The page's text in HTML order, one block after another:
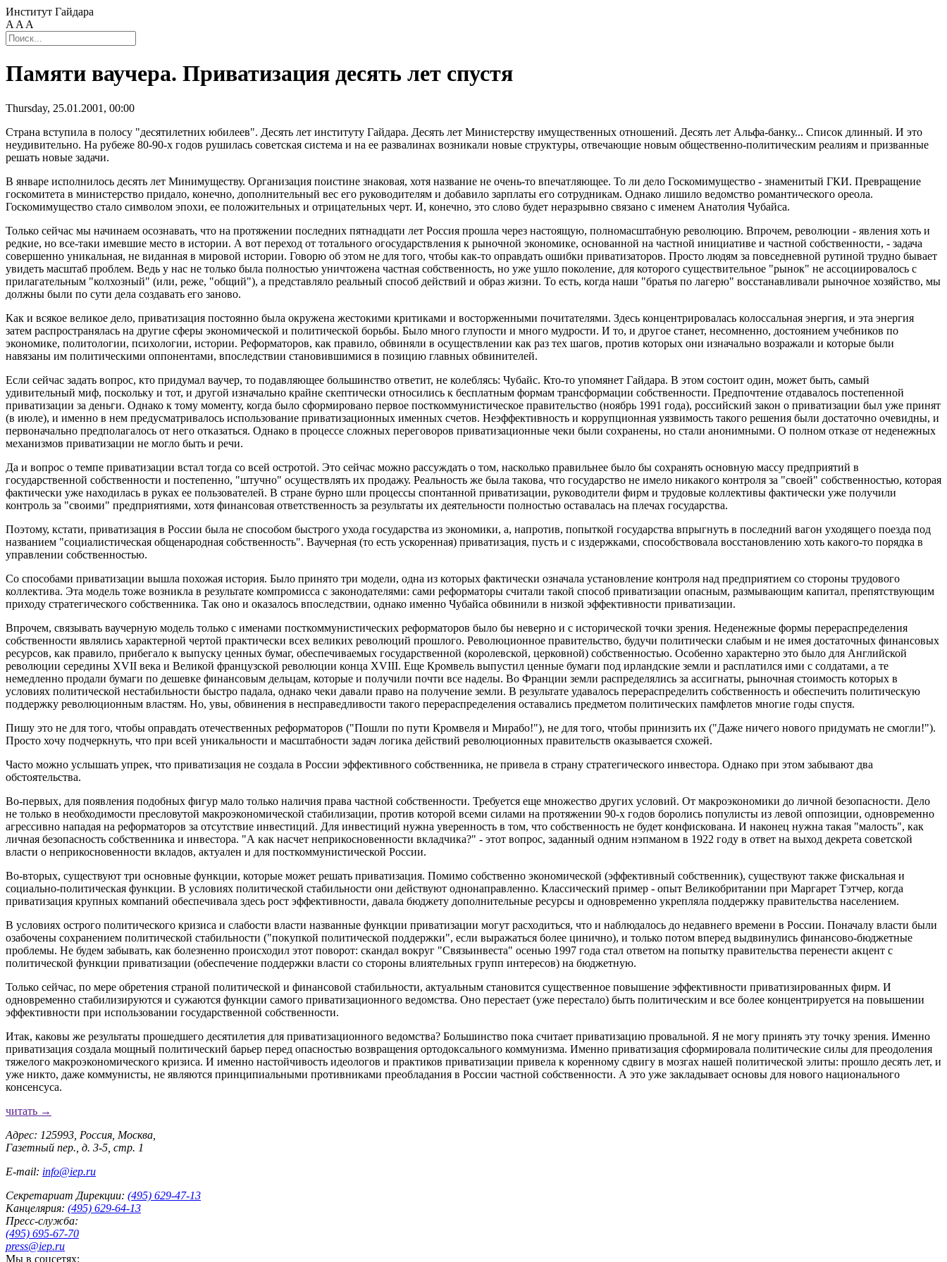
Институт Гайдара
A A A
Памяти ваучера. Приватизация десять лет спустя
Thursday, 25.01.2001, 00:00
Страна вступила в полосу "десятилетних юбилеев". Десять лет институту Гайдара. Десять лет Министерству имущественных отношений. Десять лет Альфа-банку... Список длинный. И это
неудивительно. На рубеже 80-90-х годов рушилась советская система и на ее развалинах возникали новые структуры, отвечающие новым общественно-политическим реалиям и призванные
решать новые задачи.
В январе исполнилось десять лет Минимуществу. Организация поистине знаковая, хотя название не очень-то впечатляющее. То ли дело Госкомимущество - знаменитый ГКИ. Превращение
госкомитета в министерство придало, конечно, дополнительный вес его руководителям и добавило зарплаты его сотрудникам. Однако лишило ведомство романтического ореола.
Госкомимущество стало символом эпохи, ее положительных и отрицательных черт. И, конечно, это слово будет неразрывно связано с именем Анатолия Чубайса.
Только сейчас мы начинаем осознавать, что на протяжении последних пятнадцати лет Россия прошла через настоящую, полномасштабную революцию. Впрочем, революции - явления хоть и
редкие, но все-таки имевшие место в истории. А вот переход от тотального огосударствления к рыночной экономике, основанной на частной инициативе и частной собственности, - задача
совершенно уникальная, не виданная в мировой истории. Говорю об этом не для того, чтобы как-то оправдать ошибки приватизаторов. Просто людям за повседневной рутиной трудно бывает
увидеть масштаб проблем. Ведь у нас не только была полностью уничтожена частная собственность, но уже ушло поколение, для которого существительное "рынок" не ассоциировалось с
прилагательным "колхозный" (или, реже, "общий"), а представляло реальный способ действий и образ жизни. То есть, когда наши "братья по лагерю" восстанавливали рыночное хозяйство, мы
должны были по сути дела создавать его заново.
Как и всякое великое дело, приватизация постоянно была окружена жестокими критиками и восторженными почитателями. Здесь концентрировалась колоссальная энергия, и эта энергия
затем распространялась на другие сферы экономической и политической борьбы. Было много глупости и много мудрости. И то, и другое станет, несомненно, достоянием учебников по
экономике, политологии, психологии, истории. Реформаторов, как правило, обвиняли в осуществлении как раз тех шагов, против которых они изначально возражали и которые были
навязаны им политическими оппонентами, впоследствии становившимися в позицию главных обвинителей.
Если сейчас задать вопрос, кто придумал ваучер, то подавляющее большинство ответит, не колеблясь: Чубайс. Кто-то упомянет Гайдара. В этом состоит один, может быть, самый
удивительный миф, поскольку и тот, и другой изначально крайне скептически относились к бесплатным формам трансформации собственности. Предпочтение отдавалось постепенной
приватизации за деньги. Однако к тому моменту, когда было сформировано первое посткоммунистическое правительство (ноябрь 1991 года), российский закон о приватизации был уже принят
(в июле), и именно в нем предусматривалось использование приватизационных именных счетов. Неэффективность и коррупционная уязвимость такого решения были достаточно очевидны, и
первоначально предполагалось от него отказаться. Однако в процессе сложных переговоров приватизационные чеки были сохранены, но стали анонимными. О полном отказе от неденежных
механизмов приватизации не могло быть и речи.
Да и вопрос о темпе приватизации встал тогда со всей остротой. Это сейчас можно рассуждать о том, насколько правильнее было бы сохранять основную массу предприятий в
государственной собственности и постепенно, "штучно" осуществлять их продажу. Реальность же была такова, что государство не имело никакого контроля за "своей" собственностью, которая
фактически уже находилась в руках ее пользователей. В стране бурно шли процессы спонтанной приватизации, руководители фирм и трудовые коллективы фактически уже получили
контроль за "своими" предприятиями, хотя финансовая ответственность за результаты их деятельности полностью оставалась на плечах государства.
Поэтому, кстати, приватизация в России была не способом быстрого ухода государства из экономики, а, напротив, попыткой государства впрыгнуть в последний вагон уходящего поезда под
названием "социалистическая общенародная собственность". Ваучерная (то есть ускоренная) приватизация, пусть и с издержками, способствовала восстановлению хоть какого-то порядка в
управлении собственностью.
Со способами приватизации вышла похожая история. Было принято три модели, одна из которых фактически означала установление контроля над предприятием со стороны трудового
коллектива. Эта модель тоже возникла в результате компромисса с законодателями: сами реформаторы считали такой способ приватизации опасным, размывающим капитал, препятствующим
приходу стратегического собственника. Так оно и оказалось впоследствии, однако именно Чубайса обвинили в низкой эффективности приватизации.
Впрочем, связывать ваучерную модель только с именами посткоммунистических реформаторов было бы неверно и с исторической точки зрения. Неденежные формы перераспределения
собственности являлись характерной чертой практически всех великих революций прошлого. Революционное правительство, будучи политически слабым и не имея достаточных финансовых
ресурсов, как правило, прибегало к выпуску ценных бумаг, обеспечиваемых государственной (королевской, церковной) собственностью. Особенно характерно это было для Английской
революции середины XVII века и Великой французской революции конца XVIII. Еще Кромвель выпустил ценные бумаги под ирландские земли и расплатился ими с солдатами, а те
немедленно продали бумаги по дешевке финансовым дельцам, которые и получили почти все наделы. Во Франции земли распределялись за ассигнаты, рыночная стоимость которых в
условиях политической нестабильности быстро падала, однако чеки давали право на получение земли. В результате удавалось перераспределить собственность и обеспечить политическую
поддержку революционным властям. Но, увы, обвинения в несправедливости такого перераспределения оставались предметом политических памфлетов многие годы спустя.
Пишу это не для того, чтобы оправдать отечественных реформаторов ("Пошли по пути Кромвеля и Мирабо!"), не для того, чтобы принизить их ("Даже ничего нового придумать не смогли!").
Просто хочу подчеркнуть, что при всей уникальности и масштабности задач логика действий революционных правительств оказывается схожей.
Часто можно услышать упрек, что приватизация не создала в России эффективного собственника, не привела в страну стратегического инвестора. Однако при этом забывают два
обстоятельства.
Во-первых, для появления подобных фигур мало только наличия права частной собственности. Требуется еще множество других условий. От макроэкономики до личной безопасности. Дело
не только в необходимости пресловутой макроэкономической стабилизации, против которой всеми силами на протяжении 90-х годов боролись популисты из левой оппозиции, одновременно
агрессивно нападая на реформаторов за отсутствие инвестиций. Для инвестиций нужна уверенность в том, что собственность не будет конфискована. И наконец нужна такая "малость", как
личная безопасность собственника и инвестора. "А как насчет неприкосновенности вкладчика?" - этот вопрос, заданный одним нэпманом в 1922 году в ответ на выход декрета советской
власти о неприкосновенности вкладов, актуален и для посткоммунистической России.
Во-вторых, существуют три основные функции, которые может решать приватизация. Помимо собственно экономической (эффективный собственник), существуют также фискальная и
социально-политическая функции. В условиях политической стабильности они действуют однонаправленно. Классический пример - опыт Великобритании при Маргарет Тэтчер, когда
приватизация крупных компаний обеспечивала здесь рост эффективности, давала бюджету дополнительные ресурсы и одновременно укрепляла поддержку правительства населением.
В условиях острого политического кризиса и слабости власти названные функции приватизации могут расходиться, что и наблюдалось до недавнего времени в России. Поначалу власти были
озабочены сохранением политической стабильности ("покупкой политической поддержки", если выражаться более цинично), и только потом вперед выдвинулись финансово-бюджетные
проблемы. Не будем забывать, как болезненно происходил этот поворот: скандал вокруг "Связьинвеста" осенью 1997 года стал ответом на попытку правительства перенести акцент с
политической функции приватизации (обеспечение поддержки власти со стороны влиятельных групп интересов) на бюджетную.
Только сейчас, по мере обретения страной политической и финансовой стабильности, актуальным становится существенное повышение эффективности приватизированных фирм. И
одновременно стабилизируются и сужаются функции самого приватизационного ведомства. Оно перестает (уже перестало) быть политическим и все более концентрируется на повышении
эффективности при использовании государственной собственности.
Итак, каковы же результаты прошедшего десятилетия для приватизационного ведомства? Большинство пока считает приватизацию провальной. Я не могу принять эту точку зрения. Именно
приватизация создала мощный политический барьер перед опасностью возвращения ортодоксального коммунизма. Именно приватизация сформировала политические силы для преодоления
тяжелого макроэкономического кризиса. И именно настойчивость идеологов и практиков приватизации привела к коренному сдвигу в мозгах нашей политической элиты: прошло десять лет, и
уже никто, даже коммунисты, не являются принципиальными противниками преобладания в России частной собственности. А это уже закладывает основы для нового национального
консенсуса.
читать →
Адрес: 125993, Россия, Москва,
Газетный пер., д. 3-5, стр. 1
E-mail: info@iep.ru
Секретариат Дирекции: (495) 629-47-13
Канцелярия: (495) 629-64-13
Пресс-служба:
(495) 695-67-70
press@iep.ru
Мы в соцсетях: